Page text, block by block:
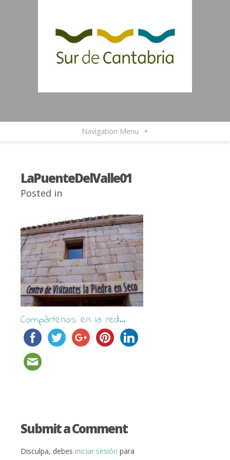
Navigation Menu +
LaPuenteDelValle01
Posted in
Compártenos en la red...
Submit a Comment
Disculpa, debes iniciar sesión para